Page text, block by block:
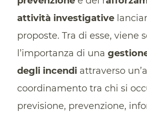
attività investigative
proposte. Tra di esse, viene
l’importanza di una
degli incendiattraverso
coordinamento tra chi si
previsione, prevenzione,